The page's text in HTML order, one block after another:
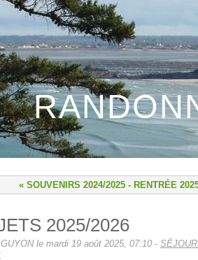
« SOUVENIRS 2024/2025 - RENTRÉE
2025/2026
le mardi 19 août 2025, 07:10 -